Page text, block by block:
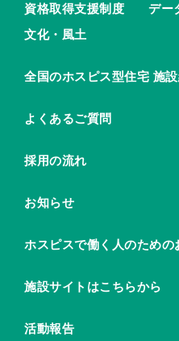
資格取得支援制度
デー
文化・風土
全国のホスピス型住宅 施
よくあるご質問
採用の流れ
お知らせ
ホスピスで働く人のための
施設サイトはこちらから
活動報告